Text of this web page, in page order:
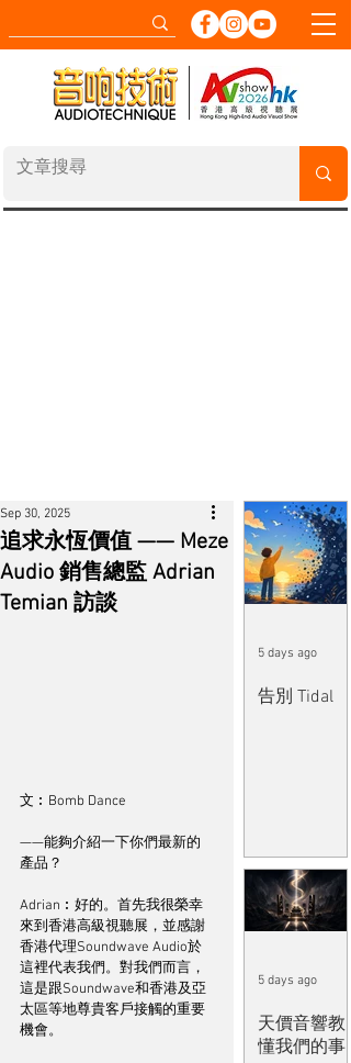
追求永恆價值 —— Meze
Audio 銷售總監 Adrian
Temian 訪談
Sep 30, 2025
文︰Bomb Dance
——能夠介紹一下你們最新的
產品？
Adrian︰好的。首先我很榮幸
來到香港高級視聽展，並感謝
香港代理Soundwave Audio於
這裡代表我們。對我們而言，
這是跟Soundwave和香港及亞
太區等地尊貴客戶接觸的重要
機會。
告別 Tidal
5 days ago
天價音響教
懂我們的事
5 days ago